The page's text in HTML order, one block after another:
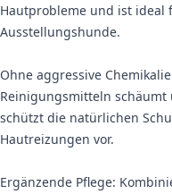
Hautprobleme und ist ideal
Ausstellungshunde.
Ohne aggressive
Reinigungsmitteln
schützt die natürlichen
Hautreizungen vor.
Ergänzende Pflege: